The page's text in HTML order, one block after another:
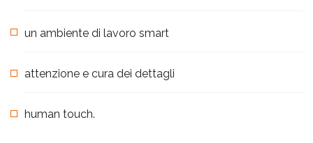
un ambiente di lavoro smart
attenzione e cura dei dettagli
human touch.